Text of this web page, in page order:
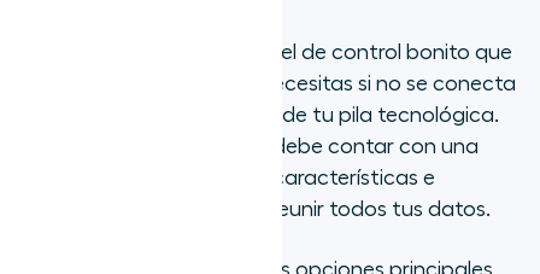
De nada sirve tener un panel de control bonito que
te dé la información que necesitas si no se conecta
con las otras herramientas de tu pila tecnológica.
La plataforma adecuada debe contar con una
combinación perfecta de características e
integraciones con las que reunir todos tus datos.
Hemos analizado seis de las opciones principales,